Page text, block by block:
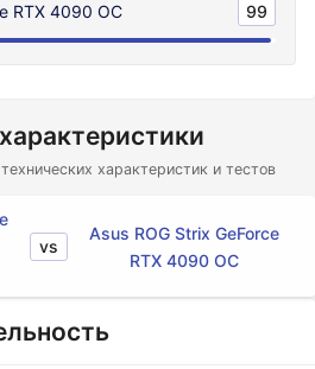
RTX 4090 OC 99
характеристик и тестов
vs
Asus ROG Strix GeForce
RTX 4090 OC